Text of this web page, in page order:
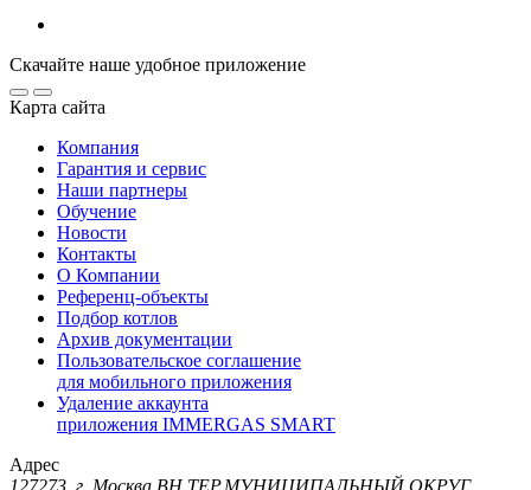
Скачайте наше удобное приложение
Карта сайта
Компания
Гарантия и сервис
Наши партнеры
Обучение
Новости
Контакты
О Компании
Референц-объекты
Подбор котлов
Архив документации
Пользовательское соглашение
для мобильного приложения
Удаление аккаунта
приложения IMMERGAS SMART
Адрес
127273, г. Москва ВН.ТЕР.МУНИЦИПАЛЬНЫЙ ОКРУГ